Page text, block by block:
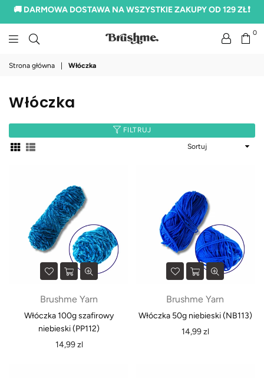
🚚 DARMOWA DOSTAWA NA WSZYSTKIE ZAKUPY OD 129 ZŁ❗
0
Strona główna Włóczka
Włóczka
FILTRUJ
Brushme Yarn
Włóczka 100g szafirowy
niebieski (PP112)
Normalna
14,99 zl
Brushme Yarn
Włóczka 50g niebieski (NB113)
Normalna
14,99 zl